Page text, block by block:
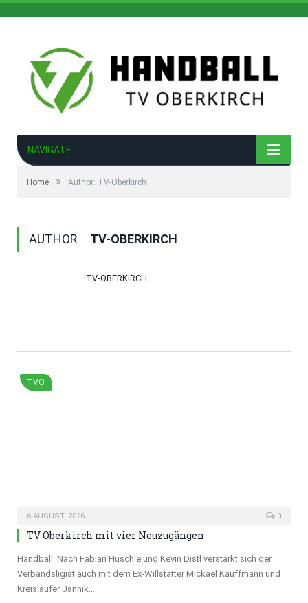
NAVIGATE
Home » Author: TV-Oberkirch
AUTHOR TV-OBERKIRCH
TV-OBERKIRCH
TVO
6 AUGUST, 2026 0
TV Oberkirch mit vier Neuzugängen
Handball: Nach Fabian Huschle und Kevin Distl verstärkt sich der
Verbandsligist auch mit dem Ex-Willstätter Mickael Kauffmann und
Kreisläufer Jannik…